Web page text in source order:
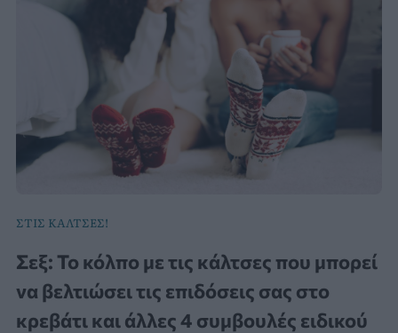
ΣΤΙΣ ΚΑΛΤΣΕΣ!
Σεξ: Το κόλπο με τις κάλτσες που μπορεί
να βελτιώσει τις επιδόσεις σας στο
κρεβάτι και άλλες 4 συμβουλές ειδικού